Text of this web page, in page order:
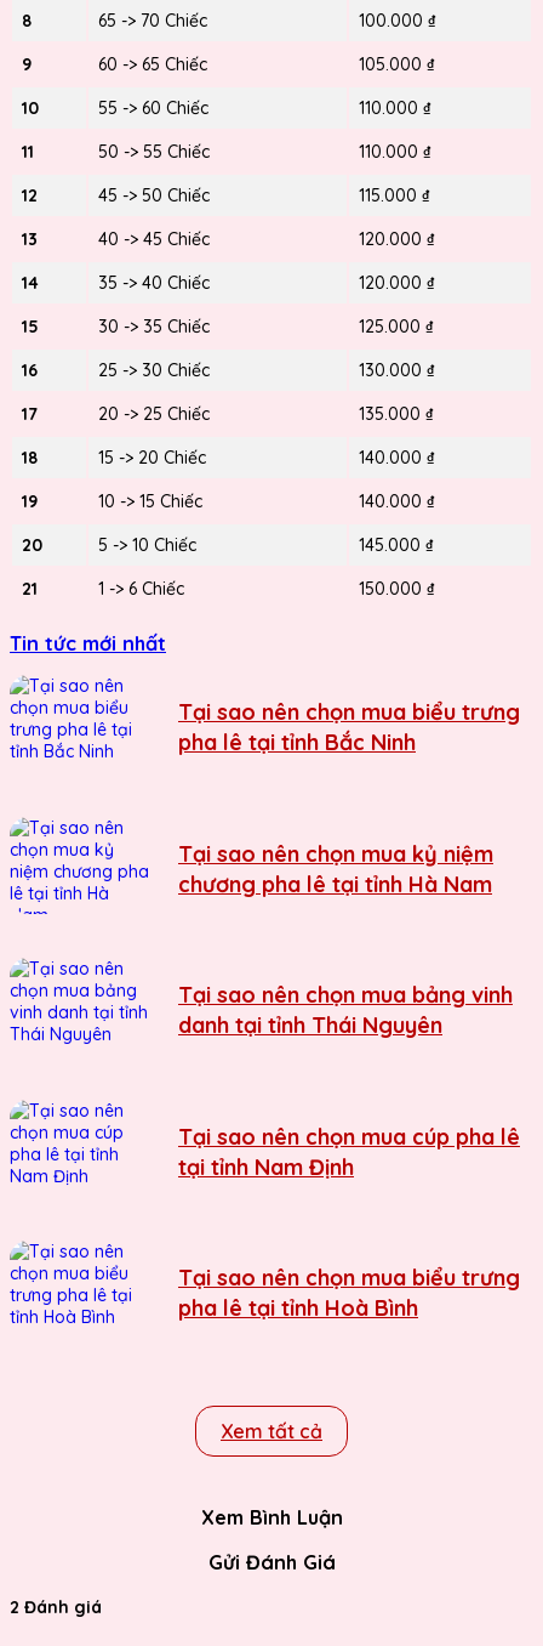
8 65 -> 70 Chiếc
100.000 ₫
9
60 -> 65 Chiếc
105.000 ₫
10
55 -> 60 Chiếc
110.000 ₫
11
50 -> 55 Chiếc
110.000 ₫
12
45 -> 50 Chiếc
115.000 ₫
13
40 -> 45 Chiếc
120.000 ₫
14
35 -> 40 Chiếc
120.000 ₫
15
30 -> 35 Chiếc
125.000 ₫
16
25 -> 30 Chiếc
130.000 ₫
17
20 -> 25 Chiếc
135.000 ₫
18
15 -> 20 Chiếc
140.000 ₫
19
10 -> 15 Chiếc
140.000 ₫
20
5 -> 10 Chiếc
145.000 ₫
21
1 -> 6 Chiếc 150.000 ₫
Tin tức mới nhất
Tại sao nên chọn mua biểu trưng
pha lê tại tỉnh Bắc Ninh
Tại sao nên chọn mua kỷ niệm
chương pha lê tại tỉnh Hà Nam
Tại sao nên chọn mua bảng vinh
danh tại tỉnh Thái Nguyên
Tại sao nên chọn mua cúp pha lê
tại tỉnh Nam Định
Tại sao nên chọn mua biểu trưng
pha lê tại tỉnh Hoà Bình
Xem tất cả
Xem Bình Luận
Gửi Đánh Giá
2 Đánh giá